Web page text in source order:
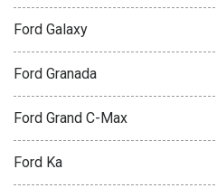
Ford Galaxy
Ford Granada
Ford Grand C-Max
Ford Ka